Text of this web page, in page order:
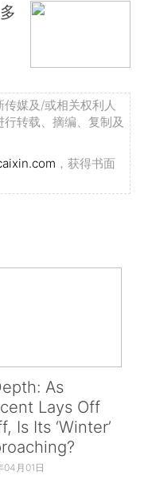
媒及/或相关权利人
转载、摘编、复制及
，获得书面
As
Lays Off
Is Its ‘Winter’
04月01日